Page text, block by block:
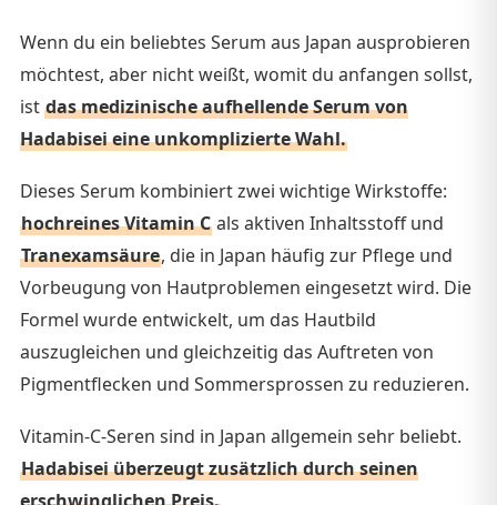
Wenn du ein beliebtes Serum aus Japan ausprobieren
möchtest, aber nicht weißt, womit du anfangen sollst,
ist das medizinische aufhellende Serum von
Hadabisei eine unkomplizierte Wahl.
Dieses Serum kombiniert zwei wichtige Wirkstoffe:
hochreines Vitamin C als aktiven Inhaltsstoff und
Tranexamsäure, die in Japan häufig zur Pflege und
Vorbeugung von Hautproblemen eingesetzt wird. Die
Formel wurde entwickelt, um das Hautbild
auszugleichen und gleichzeitig das Auftreten von
Pigmentflecken und Sommersprossen zu reduzieren.
Vitamin-C-Seren sind in Japan allgemein sehr beliebt.
Hadabisei überzeugt zusätzlich durch seinen